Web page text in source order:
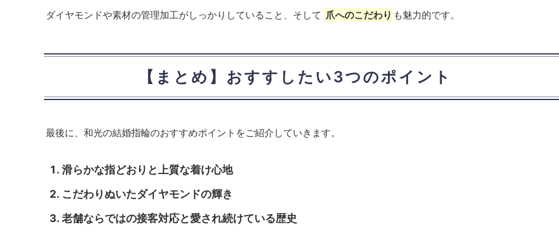
ダイヤモンドや素材の管理加工がしっかりしていること、そして 爪へのこだわり も魅力的です。
【まとめ】おすすしたい3つのポイント
最後に、和光の結婚指輪のおすすめポイントをご紹介していきます。
滑らかな指どおりと上質な着け心地
こだわりぬいたダイヤモンドの輝き
老舗ならではの接客対応と愛され続けている歴史